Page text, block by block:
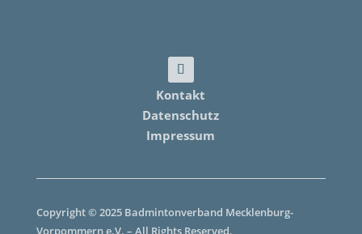
Kontakt
Datenschutz
Impressum
Copyright © 2025 Badmintonverband Mecklenburg-
Vorpommern e.V. – All Rights Reserved.